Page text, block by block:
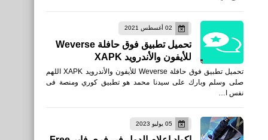
02 أغسطس 2021
تحميل تطبيق فوق حافلة Weverse
للأيفون والأندرويد XAPK
تحميل تطبيق فوق حافلة Weverse للأيفون والأندرويد XAPK اللهم
صلى وسلم وبارك على سيدنا محمد هو تطبيق كوري ومنصة فى
نفس ا…
05 يوليو 2023
العاب
حساسية Free Fire: قائمة
كاملة بالإعدادات والأجهزة
رياضة
موعد مباراة الأهلي وإنتر ميامي